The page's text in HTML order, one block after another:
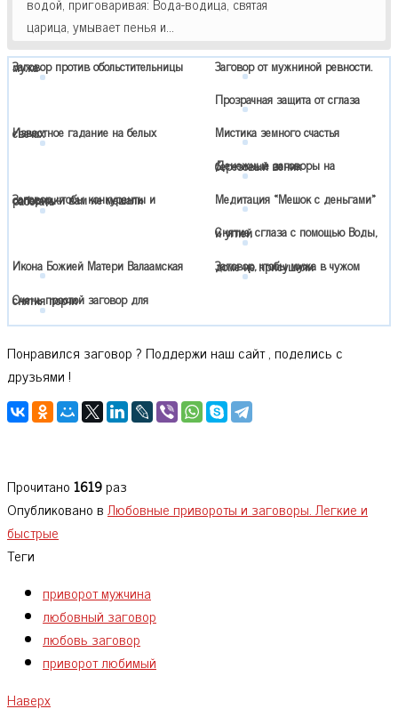
царица, умывает пенья и…
Заговор против обольстительницы мужа
Заговор от мужниной ревности.
Прозрачная защита от сглаза
Известное гадание на белых свечах
Мистика земного счастья
Денежные заговоры на березовый веник
Заговор, чтобы конкуренты и соперники вам не мешали работать
Медитация «Мешок с деньгами»
Снятие, сглаза с помощью Воды, и углей
Икона Божией Матери Валаамская
Заговор, чтобы мужа в чужом доме не присушили
Очень простой заговор для снятия порчи
Понравился заговор ? Поддержи наш сайт , поделись с
друзьями !
Прочитано1619раз
Опубликовано вЛюбовные привороты и заговоры. Легкие и
быстрые
Теги
приворот мужчина
любовный заговор
любовь заговор
приворот любимый
Наверх